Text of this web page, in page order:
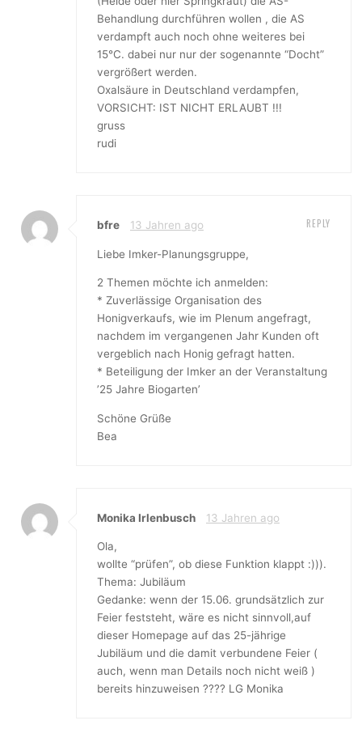
Behandlung durchführen wollen , die AS
verdampft auch noch ohne weiteres bei
15°C. dabei nur nur der sogenannte “Docht”
vergrößert werden.
Oxalsäure in Deutschland verdampfen,
VORSICHT: IST NICHT ERLAUBT !!!
gruss
rudi
bfre 13 Jahren ago REPLY
Liebe Imker-Planungsgruppe,
2 Themen möchte ich anmelden:
* Zuverlässige Organisation des
Honigverkaufs, wie im Plenum angefragt,
nachdem im vergangenen Jahr Kunden oft
vergeblich nach Honig gefragt hatten.
* Beteiligung der Imker an der Veranstaltung
’25 Jahre Biogarten’
Schöne Grüße
Bea
Monika Irlenbusch 13 Jahren ago
Ola,
wollte “prüfen”, ob diese Funktion klappt :))).
Thema: Jubiläum
Gedanke: wenn der 15.06. grundsätzlich zur
Feier feststeht, wäre es nicht sinnvoll,auf
dieser Homepage auf das 25-jährige
Jubiläum und die damit verbundene Feier (
auch, wenn man Details noch nicht weiß )
bereits hinzuweisen ???? LG Monika